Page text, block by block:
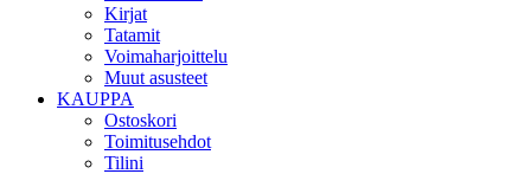
Kirjat
Tatamit
Voimaharjoittelu
Muut asusteet
KAUPPA
Ostoskori
Toimitusehdot
Tilini